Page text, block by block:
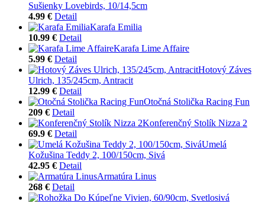
Sušienky Lovebirds, 10/14,5cm
4.99 € Detail
Karafa Emilia
10.99 € Detail
Karafa Lime Affaire
5.99 € Detail
Hotový Záves
Ulrich, 135/245cm, Antracit
12.99 € Detail
Otočná Stolička Racing Fun
209 € Detail
Konferenčný Stolík Nizza 2
69.9 € Detail
Umelá
Kožušina Teddy 2, 100/150cm, Sivá
42.95 € Detail
Armatúra Linus
268 € Detail